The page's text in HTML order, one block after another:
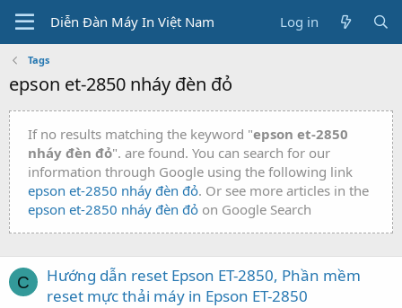
Diễn Đàn Máy In Việt Nam Log in
Tags
epson et-2850 nháy đèn đỏ
If no results matching the keyword "epson et-2850
nháy đèn đỏ". are found. You can search for our
information through Google using the following link
epson et-2850 nháy đèn đỏ. Or see more articles in the
epson et-2850 nháy đèn đỏ on Google Search
C
Hướng dẫn reset Epson ET-2850, Phần mềm
reset mực thải máy in Epson ET-2850